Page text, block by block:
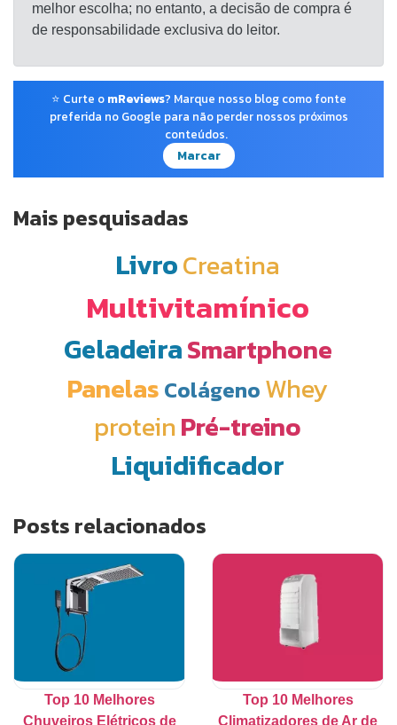
melhor escolha; no entanto, a decisão de compra é
de responsabilidade exclusiva do leitor.
⭐ Curte o mReviews? Marque nosso blog como fonte
preferida no Google para não perder nossos próximos
conteúdos.
Marcar
Mais pesquisadas
LivroCreatina
Multivitamínico
GeladeiraSmartphone
Panelas Colágeno Whey
proteinPré-treino
Liquidificador
Posts relacionados
Top 10 Melhores
Chuveiros Elétricos de
Top 10 Melhores
Climatizadores de Ar de